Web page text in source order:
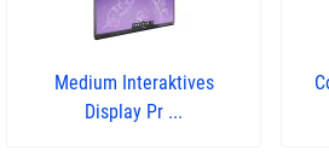
Medium Interaktives
Display Pr ...